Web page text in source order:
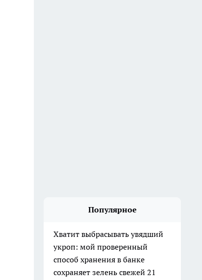
Популярное
Хватит выбрасывать увядший
укроп: мой проверенный
способ хранения в банке
сохраняет зелень свежей 21